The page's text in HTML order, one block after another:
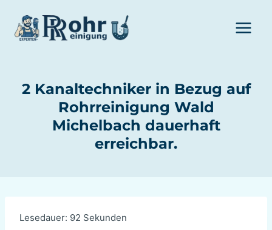
Inhalt
springen
2 Kanaltechniker in Bezug auf
Rohrreinigung Wald
Michelbach dauerhaft
erreichbar.
Lesedauer: 92 Sekunden